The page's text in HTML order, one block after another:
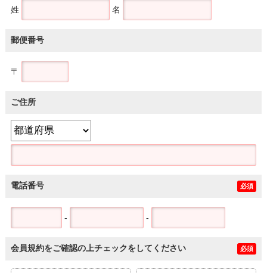
姓 名
郵便番号
〒
ご住所
電話番号 必須
- -
会員規約をご確認の上チェックをしてください 必須